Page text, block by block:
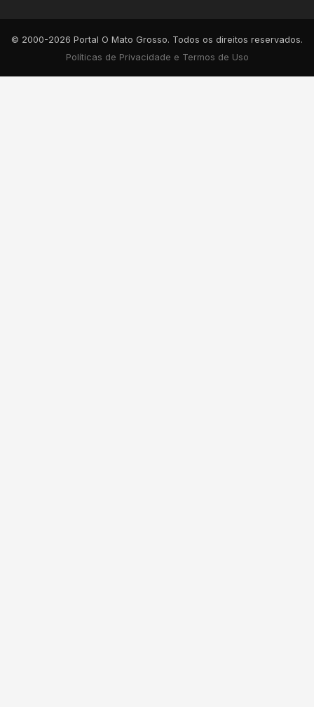
© 2000-2026 Portal O Mato Grosso. Todos os direitos reservados.
Políticas de Privacidade e Termos de Uso